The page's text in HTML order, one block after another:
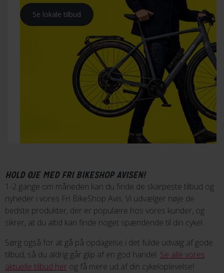
Se lokale tilbud
HOLD ØJE MED FRI BIKESHOP AVISEN!
1-2 gange om måneden kan du finde de skarpeste tilbud og
nyheder i vores Fri BikeShop Avis. Vi udvælger nøje de
bedste produkter, der er populære hos vores kunder, og
sikrer, at du altid kan finde noget spændende til din cykel.
Sørg også for at gå på opdagelse i det fulde udvalg af gode
tilbud, så du aldrig går glip af en god handel. Se alle vores
aktuelle tilbud her og få mere ud af din cykeloplevelse!